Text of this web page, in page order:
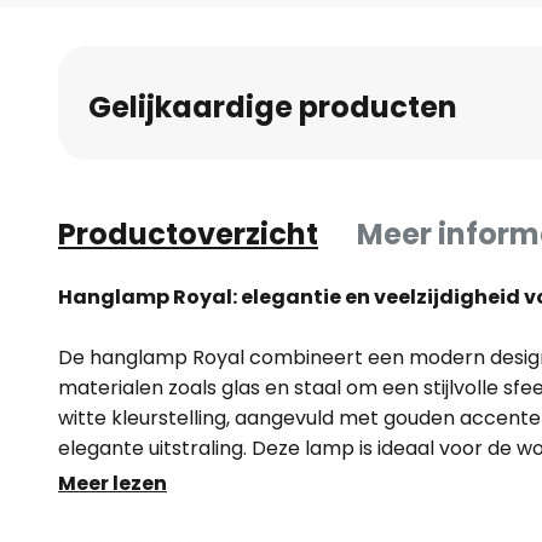
vanGelijkaardige producten
Productoverzicht Meer
Hanglamp Royal: elegantie en veelzijdigheid
De hanglamp Royal combineert een modern
materialen zoals glas en staal om een stijlvolle
witte kleurstelling, aangevuld met gouden
elegante uitstraling. Deze lamp is ideaal voor de
keuken en biedt een veelzijdige
Meer lezen